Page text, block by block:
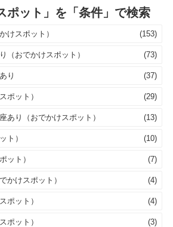
ポット」を「条件」で検索
けスポット） (153)
（おでかけスポット） (73)
り (37)
ポット） (29)
あり（おでかけスポット） (13)
ト） (10)
ット） (7)
かけスポット） (4)
ポット） (4)
ポット） (3)